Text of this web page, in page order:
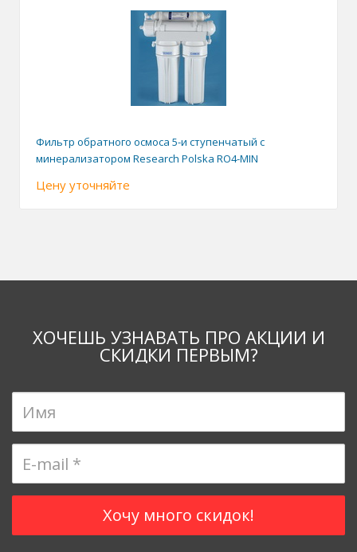
Фильтр обратного осмоса 5-и ступенчатый с
минерализатором Research Polska RO4-MIN
Цену уточняйте
ХОЧЕШЬ УЗНАВАТЬ ПРО АКЦИИ И
СКИДКИ ПЕРВЫМ?